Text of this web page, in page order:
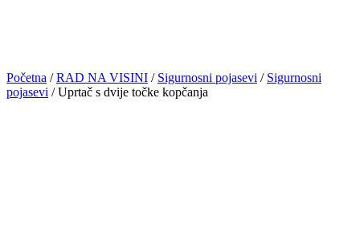
Početna /RAD NA VISINI / Sigurnosni pojasevi / Sigurnosni
pojasevi / Uprtač s dvije točke kopčanja